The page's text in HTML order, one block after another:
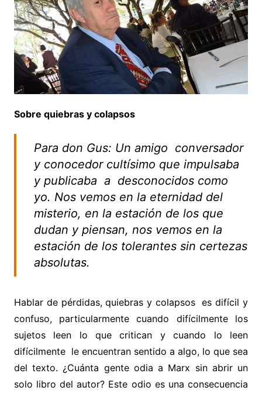
Sobre quiebras y colapsos
Para don Gus: Un amigo conversador
y conocedor cultísimo que impulsaba
y publicaba a desconocidos como
yo. Nos vemos en la eternidad del
misterio, en la estación de los que
dudan y piensan, nos vemos en la
estación de los tolerantes sin certezas
absolutas.
Hablar de pérdidas, quiebras y colapsos es difícil y
confuso, particularmente cuando difícilmente los
sujetos leen lo que critican y cuando lo leen
difícilmente le encuentran sentido a algo, lo que sea
del texto. ¿Cuánta gente odia a Marx sin abrir un
solo libro del autor? Este odio es una consecuencia